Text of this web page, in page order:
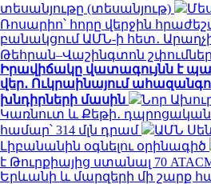
տեսանյութը (տեսանյութ)
Ռոսարիո՝ հորը վերջին
բանակցում ԱՄՆ-ի հետ․
Թեհրան–Վաշինգտոն
Իրավիճակը վատագույնն է
վեր․ Ուկրաինայում
խնդիրների մասին
Նոր
Կառնուտ և Քեթի․
համար՝ 314 մլն դրամ
ԱՄՆ
Լիբանանին օգնելու օրինագիծ
է Թուրքիայից ստանալ 70
Երևանի և մարզերի մի շարք